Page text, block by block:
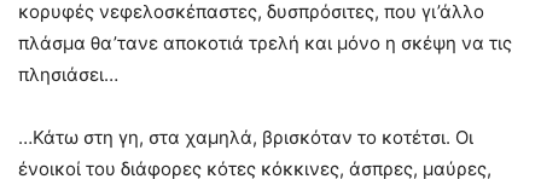
κορυφές νεφελοσκέπαστες, δυσπρόσιτες, που γι’άλλο
πλάσμα θα’τανε αποκοτιά τρελή και μόνο η σκέψη να τις
πλησιάσει…
…Κάτω στη γη, στα χαμηλά, βρισκόταν το κοτέτσι. Οι
ένοικοί του διάφορες κότες κόκκινες, άσπρες, μαύρες,